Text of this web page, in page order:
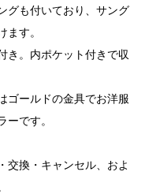
グも付いており、サング
ます。
き。内ポケット付きで収
ゴールドの金具でお洋服
ーです。
交換・キャンセル、およ